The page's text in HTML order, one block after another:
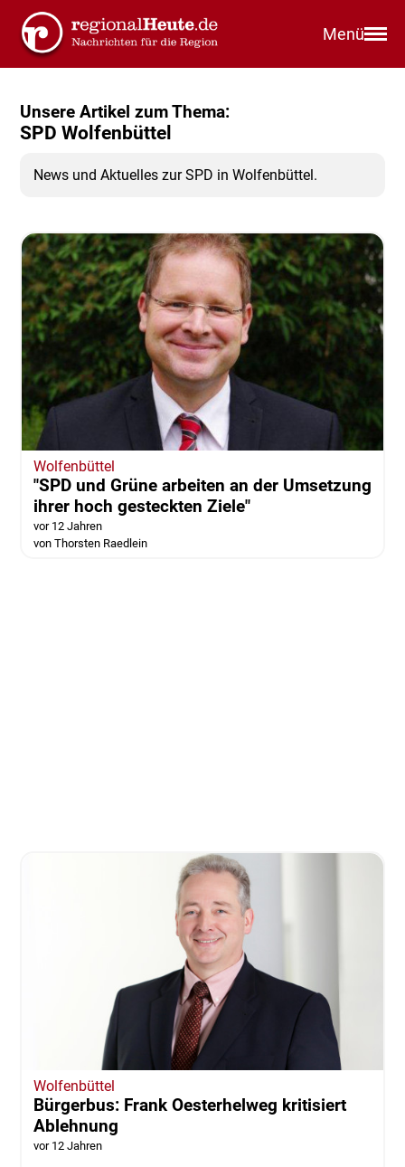
Menü
Unsere Artikel zum Thema:
SPD Wolfenbüttel
News und Aktuelles zur SPD in Wolfenbüttel.
Wolfenbüttel
"SPD und Grüne arbeiten an der Umsetzung
ihrer hoch gesteckten Ziele"
vor 12 Jahren
von Thorsten Raedlein
Wolfenbüttel
Bürgerbus: Frank Oesterhelweg kritisiert
Ablehnung
vor 12 Jahren